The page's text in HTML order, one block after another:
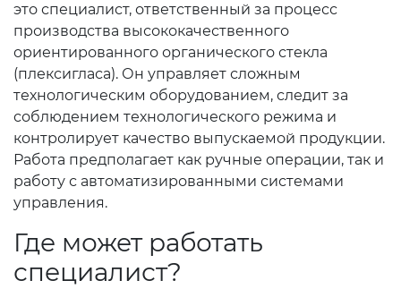
это специалист, ответственный за процесс
производства высококачественного
ориентированного органического стекла
(плексигласа). Он управляет сложным
технологическим оборудованием, следит за
соблюдением технологического режима и
контролирует качество выпускаемой продукции.
Работа предполагает как ручные операции, так и
работу с автоматизированными системами
управления.
Где может работать
специалист?